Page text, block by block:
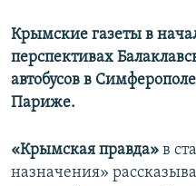
Крымские газеты в
перспективах
автобусов в
Париже.
«Крымская правда» в
назначения»